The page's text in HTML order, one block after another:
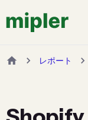
レポート